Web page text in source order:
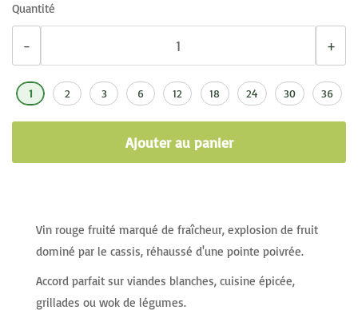
Quantité
− +
1 2 3 6 12 18 24 30 36
Ajouter au panier
Vin rouge fruité marqué de fraîcheur, explosion de fruit
dominé par le cassis, réhaussé d'une pointe poivrée.
Accord parfait sur viandes blanches, cuisine épicée,
grillades ou wok de légumes.